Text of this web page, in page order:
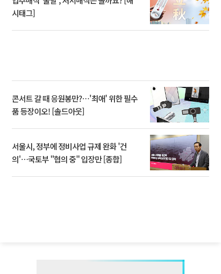
시태그]
콘서트 갈 때 응원봉만?⋯'최애' 위한 필수
품 등장이오! [솔드아웃]
서울시, 정부에 정비사업 규제 완화 '건
의'⋯국토부 "협의 중" 입장만 [종합]